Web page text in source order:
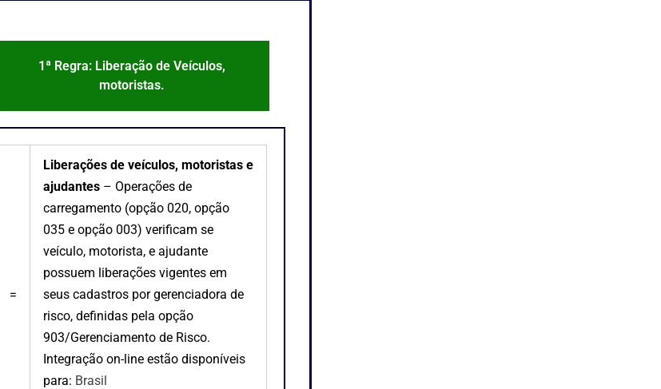
1ª Regra: Liberação de Veículos,
motoristas.
=
Liberações de veículos, motoristas e
ajudantes – Operações de
carregamento (opção 020, opção
035 e opção 003) verificam se
veículo, motorista, e ajudante
possuem liberações vigentes em
seus cadastros por gerenciadora de
risco, definidas pela opção
903/Gerenciamento de Risco.
Integração on-line estão disponíveis
para: Brasil